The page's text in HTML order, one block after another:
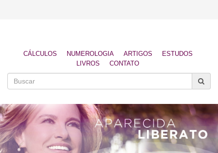
CÁLCULOS NUMEROLOGIA ARTIGOS
ESTUDOS
LIVROS
CONTATO